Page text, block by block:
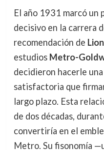
El año 1931 marcó un
decisivo en la carrera
recomendación de
estudios Metro-
decidieron hacerle
satisfactoria que
largo plazo. Esta
de dos décadas,
convertiría en el
Metro. Su fisonomía